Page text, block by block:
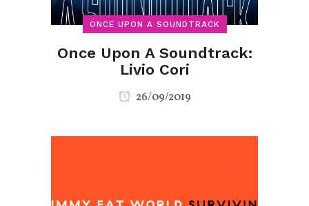
ONCE UPON A SOUNDTRACK
Once Upon A Soundtrack:
Livio Cori
26/09/2019